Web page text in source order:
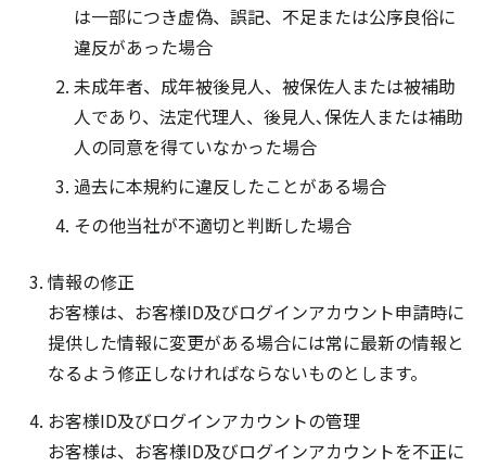
は一部につき虚偽、誤記、不足または公序良俗に
違反があった場合
未成年者、成年被後見人、被保佐人または被補助
人であり、法定代理人、後見人､保佐人または補助
人の同意を得ていなかった場合
過去に本規約に違反したことがある場合
その他当社が不適切と判断した場合
情報の修正
お客様は、お客様ID及びログインアカウント申請時に
提供した情報に変更がある場合には常に最新の情報と
なるよう修正しなければならないものとします。
お客様ID及びログインアカウントの管理
お客様は、お客様ID及びログインアカウントを不正に